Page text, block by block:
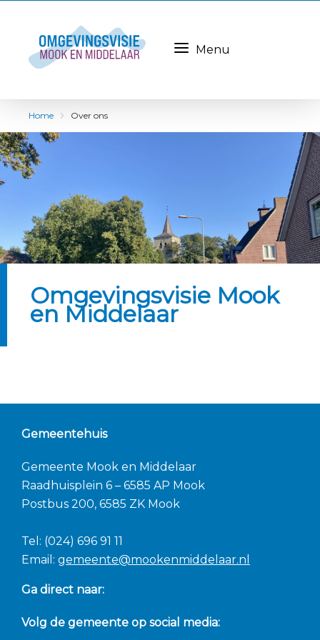
Menu
Home Over ons
Omgevingsvisie Mook
en Middelaar
Gemeentehuis
Gemeente Mook en Middelaar
Raadhuisplein 6 – 6585 AP Mook
Postbus 200, 6585 ZK Mook
Tel: (024) 696 91 11
Email: gemeente@mookenmiddelaar.nl
Ga direct naar:
Volg de gemeente op social media: